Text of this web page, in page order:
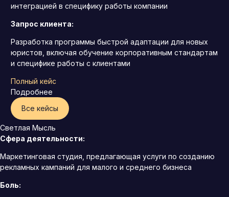
интеграцией в специфику работы компании
Запрос клиента:
Разработка программы быстрой адаптации для новых
юристов, включая обучение корпоративным стандартам
и специфике работы с клиентами
Полный кейс
Подробнее
Все кейсы
Светлая Мысль
Сфера деятельности:
Маркетинговая студия, предлагающая услуги по созданию
рекламных кампаний для малого и среднего бизнеса
Боль: